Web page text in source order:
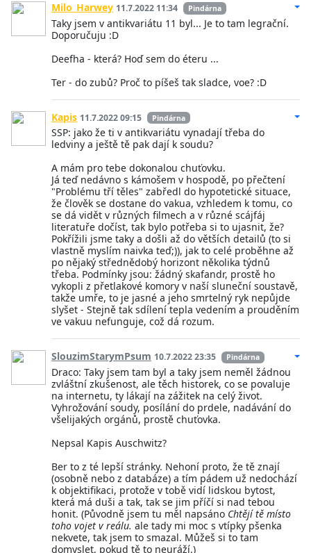
Milo_Harwey 11.7.2022 11:34 Pindárna
Taky jsem v antikvariátu 11 byl... Je to tam legrační.
Doporučuju :D
Deefha - která? Hoď sem do éteru ...
Ter - do zubů? Proč to píšeš tak sladce, voe? :D
Kapis 11.7.2022 09:15 Pindárna
SSP: jako že ti v antikvariátu vynadají třeba do
ledviny a ještě tě pak dají k soudu?
A mám pro tebe dokonalou chuťovku.
Já teď nedávno s kámošem v hospodě, po přečtení
"Problému tří těles" zabředl do hypotetické situace,
že člověk se dostane do vakua, vzhledem k tomu, co
se dá vidět v různých filmech a v různé scájfáj
literatuře dočíst, tak bylo potřeba si to ujasnit, že?
Pokřížili jsme taky a došli až do větších detailů (to si
vlastně myslím naivka teď;)), jak to celé proběhne až
po nějaký střednědobý horizont několika týdnů
třeba. Podmínky jsou: žádný skafandr, prostě ho
vykopli z přetlakové komory v naší sluneční soustavě,
takže umře, to je jasné a jeho smrtelný ryk nepůjde
slyšet - Stejně tak sdílení tepla vedením a prouděním
ve vakuu nefunguje, což dá rozum.
SlouzimStarymPsum 10.7.2022 23:35 Pindárna
Draco: Taky jsem tam byl a taky jsem neměl žádnou
zvláštní zkušenost, ale těch historek, co se povaluje
na internetu, ty lákají na zážitek na celý život.
Vyhrožování soudy, posílání do prdele, nadávání do
všelijakých orgánů, prostě chuťovka.
Nepsal Kapis Auschwitz?
Ber to z té lepší stránky. Nehoní proto, že tě znají
(osobně nebo z databáze) a tím pádem už nedochází
k objektifikaci, protože v tobě vidí lidskou bytost,
která má duši a tak, tak se jim příčí si nad tebou
honit. (Původně jsem tu měl napsáno Chtějí tě místo
toho vojet v reálu. ale tady mi moc s vtípky pšenka
nekvete, tak jsem to smazal. Můžeš si to tam
domyslet, pokud tě to neuráží.)